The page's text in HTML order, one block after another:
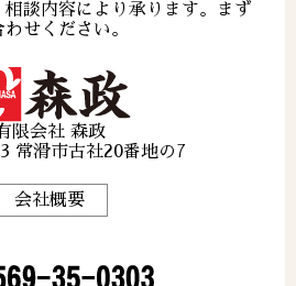
談内容により承ります。まず
せください。
限会社 森政
常滑市古社20番地の7
会社概要